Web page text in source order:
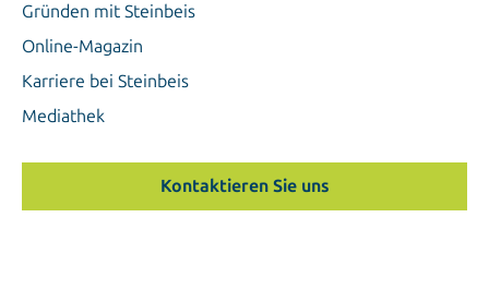
Gründen mit Steinbeis
Online-Magazin
Karriere bei Steinbeis
Mediathek
Kontaktieren Sie uns